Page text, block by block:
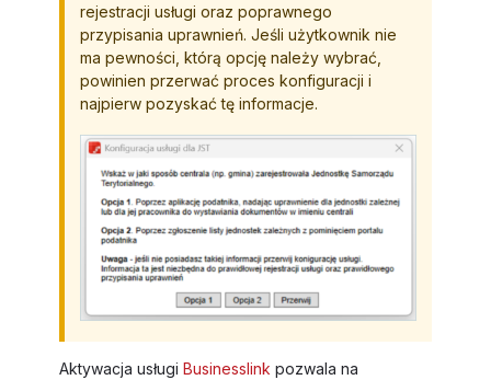
rejestracji usługi oraz poprawnego
przypisania uprawnień. Jeśli użytkownik nie
ma pewności, którą opcję należy wybrać,
powinien przerwać proces konfiguracji i
najpierw pozyskać tę informacje.
Aktywacja usługi Businesslink pozwala na